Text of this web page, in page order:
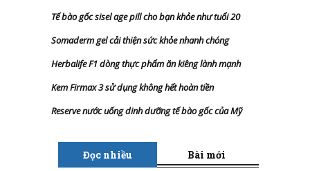
Tế bào gốc sisel age pill cho bạn khỏe như tuổi 20
Somaderm gel cải thiện sức khỏe nhanh chóng
Herbalife F1 dòng thực phẩm ăn kiêng lành mạnh
Kem Firmax 3 sử dụng không hết hoàn tiền
Reserve nước uống dinh dưỡng tế bào gốc của Mỹ
Đọc nhiều Bài mới